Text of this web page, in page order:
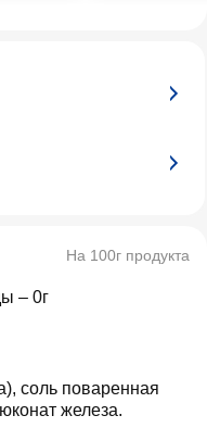
На 100г продукта
– 0г
соль поваренная
железа.